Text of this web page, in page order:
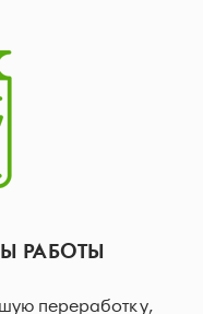
РАБОТЫ
переработку,